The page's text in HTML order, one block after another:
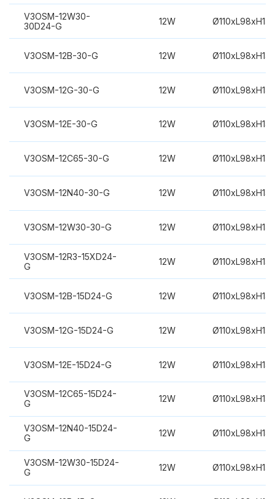
V3OSM-12W30-
30D24-G
12W
V3OSM-12B-30-G 12W
V3OSM-12G-30-G 12W
V3OSM-12E-30-G 12W
V3OSM-12C65-30-G 12W
V3OSM-12N40-30-G 12W
V3OSM-12W30-30-G 12W
V3OSM-12R3-15XD24-
G
12W
V3OSM-12B-15D24-G 12W
V3OSM-12G-15D24-G 12W
V3OSM-12E-15D24-G 12W
V3OSM-12C65-15D24-
G
12W
V3OSM-12N40-15D24-
G
12W
V3OSM-12W30-15D24-
G
12W